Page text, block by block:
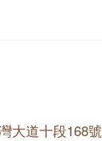
大道十段168號